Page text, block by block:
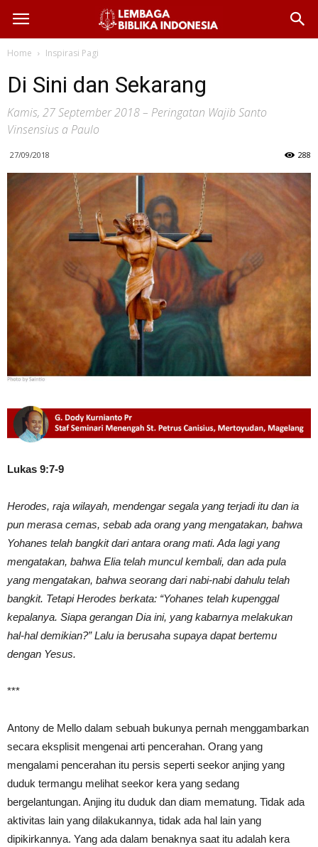
Home Inspirasi Pagi
Di Sini dan Sekarang
Kamis, 27 September 2018 – Peringatan Wajib Santo
Vinsensius a Paulo
27/09/2018 288
Lukas 9:7-9
Herodes, raja wilayah, mendengar segala yang terjadi itu dan ia
pun merasa cemas, sebab ada orang yang mengatakan, bahwa
Yohanes telah bangkit dari antara orang mati. Ada lagi yang
mengatakan, bahwa Elia telah muncul kembali, dan ada pula
yang mengatakan, bahwa seorang dari nabi-nabi dahulu telah
bangkit. Tetapi Herodes berkata: “Yohanes telah kupenggal
kepalanya. Siapa gerangan Dia ini, yang kabarnya melakukan
hal-hal demikian?” Lalu ia berusaha supaya dapat bertemu
dengan Yesus.
***
Antony de Mello dalam sebuah bukunya pernah menggambarkan
secara eksplisit mengenai arti pencerahan. Orang yang
mengalami pencerahan itu persis seperti seekor anjing yang
duduk termangu melihat seekor kera yang sedang
bergelantungan. Anjing itu duduk dan diam mematung. Tidak ada
aktivitas lain yang dilakukannya, tidak ada hal lain yang
dipikirkannya. Yang ada dalam benaknya saat itu adalah kera